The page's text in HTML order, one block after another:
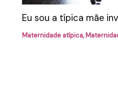
Eu sou a típica mãe
Maternidade atípica,